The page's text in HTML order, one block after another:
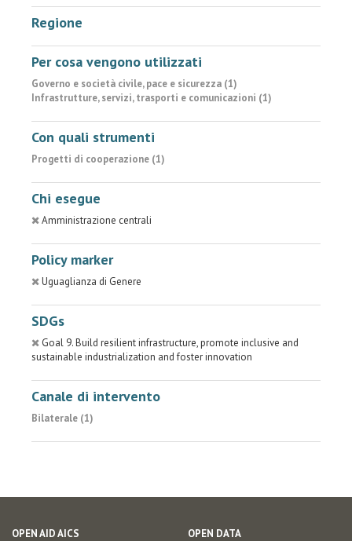
Regione
Per cosa vengono utilizzati
Governo e società civile, pace e sicurezza (1)
Infrastrutture, servizi, trasporti e comunicazioni (1)
Con quali strumenti
Progetti di cooperazione (1)
Chi esegue
Amministrazione centrali
Policy marker
Uguaglianza di Genere
SDGs
Goal 9. Build resilient infrastructure, promote inclusive and
sustainable industrialization and foster innovation
Canale di intervento
Bilaterale (1)
OPEN AID AICS OPEN DATA